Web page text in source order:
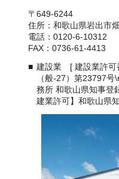
〒649-6244
住所：和歌山県岩出市
電話：0120-6-10312
FAX：0736-61-4413
建設業 [ 建設業許可
（般-27）第23797
務所 和歌山県知事登
建業許可】和歌山県